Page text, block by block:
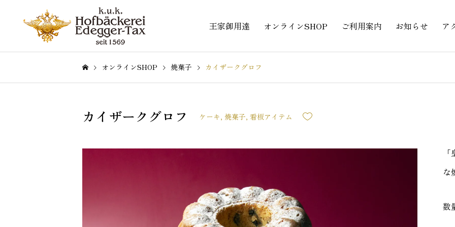
王家御用達 オンラインSHOP ご利用案内 お知らせ ア
オンラインSHOP 焼菓子 カイザークグロフ
カイザークグロフ ケーキ, 焼菓子, 看板アイテム
な
数